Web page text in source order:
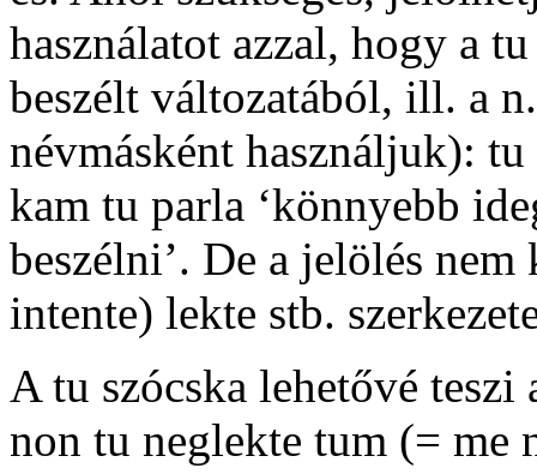
használatot azzal, hogy a tu
beszélt változatából, ill. a
névmásként használjuk): tu
kam tu parla ‘könnyebb
beszélni’. De a jelölés
intente) lekte stb.
A tu szócska lehetővé
non tu neglekte tum (= me